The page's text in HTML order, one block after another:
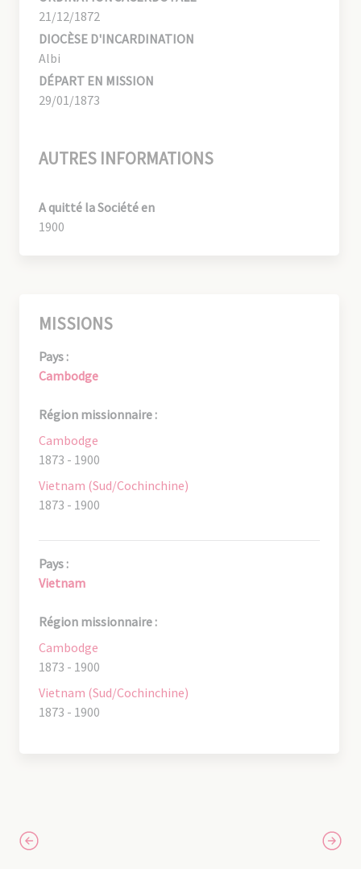
21/12/1872
DIOCÈSE D'INCARDINATION
Albi
DÉPART EN MISSION
29/01/1873
AUTRES INFORMATIONS
A quitté la Société en
1900
MISSIONS
Pays :
Cambodge
Région missionnaire :
Cambodge
1873 - 1900
Vietnam (Sud/Cochinchine)
1873 - 1900
Pays :
Vietnam
Région missionnaire :
Cambodge
1873 - 1900
Vietnam (Sud/Cochinchine)
1873 - 1900